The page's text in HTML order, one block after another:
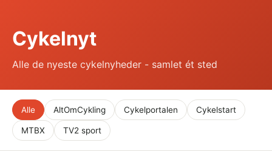
Cykelnyt
Alle de nyeste cykelnyheder - samlet ét sted
Alle AltOmCykling Cykelportalen Cykelstart
MTBX TV2 sport